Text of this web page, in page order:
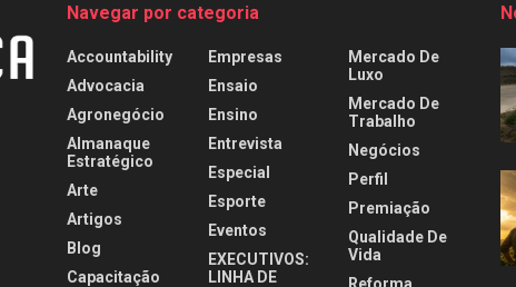
Navegar por categoria
Accountability
Advocacia
Agronegócio
Almanaque
Estratégico
Arte
Artigos
Blog
Capacitação
Empresas
Ensaio
Ensino
Entrevista
Especial
Esporte
Eventos
EXECUTIVOS:
LINHA DE
Mercado De
Luxo
Mercado De
Trabalho
Negócios
Perfil
Premiação
Qualidade De
Vida
Reforma